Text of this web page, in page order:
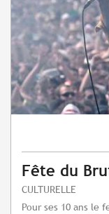
Fête du
CULTURELLE
Pour ses 10 ans le